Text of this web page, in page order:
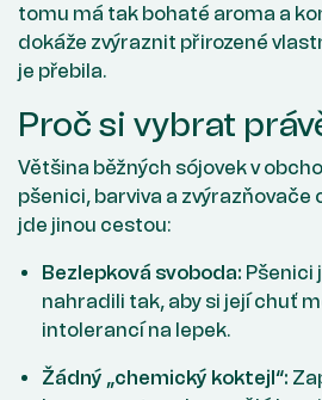
tomu má tak bohaté aroma a
dokáže zvýraznit přirozené
je přebila.
Proč si vybrat
Většina běžných sójovek v
pšenici, barviva a zvýrazňovače
jde jinou cestou:
Bezlepková svoboda: Pšenici
nahradili tak, aby si její chuť
intolerancí na lepek.
Žádný „chemický koktejl“: